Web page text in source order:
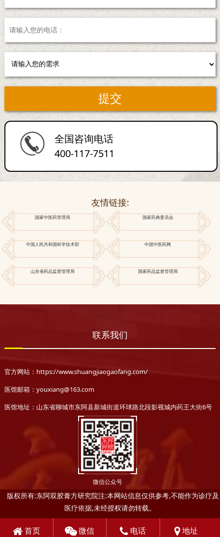
全国咨询电话
400-117-7511
友情链接:
国家中医药管理局 国家药典委员会
中国人民共和国科学技术部 中国中医药网
山东省药品监督管理局 国家药品监督管理局
联系我们
官方网站：https://www.shuangjiaogaofang.com/
医馆邮箱：youxiang@163.com
医馆地址：山东省聊城市东阿县新城街道环球路北段影视城内药王大街6号
微信公众号
版权所有:东阿双胶膏方研究院注:本网站信息仅供参考,不能作为诊疗及
医疗依据,未经授权请勿转载。
首页 微信 电话 地址